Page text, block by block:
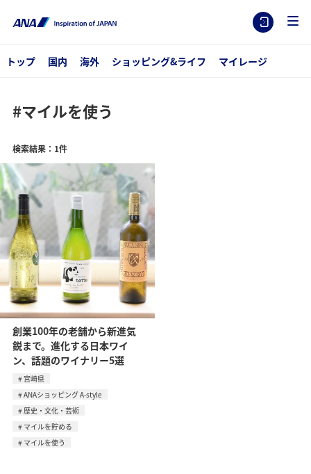
トップ 国内 海外 ショッピング&ライフ マイレージ
#マイルを使う
検索結果：1件
創業100年の老舗から新進気
鋭まで。進化する日本ワイ
ン、話題のワイナリー5選
宮崎県
ANAショッピング A-style
歴史・文化・芸術
マイルを貯める
マイルを使う